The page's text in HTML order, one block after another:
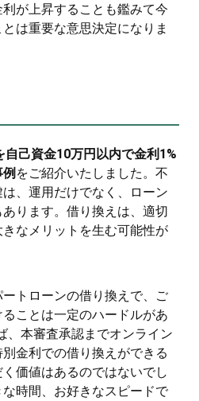
が上昇することも鑑みて今
は重要な意思決定になりま
自己資金10万円以内で金利1%
をご紹介いたしました。不
、運用だけでなく、ローン
ります。借り換えは、適切
なメリットを生む可能性が
トローンの借り換えで、ご
ことは一定のハードルがあ
、本審査承認までオンライン
金利での借り換えができる
価値はあるのではないでし
時間、お好きなスピードで